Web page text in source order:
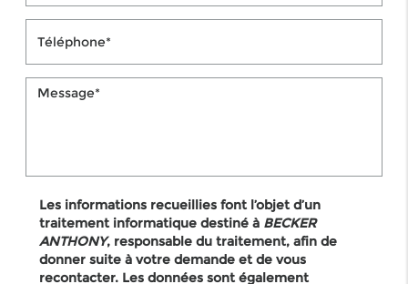
Les informations recueillies font l’objet d’un
traitement informatique destiné àBECKER
ANTHONY, responsable du traitement, afin de
donner suite à votre demande et de vous
recontacter. Les données sont également